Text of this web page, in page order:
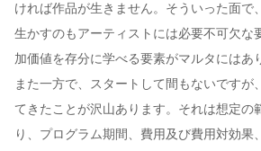
ければ作品が生きません。そういった面で
生かすのもアーティストには必要不可欠な
加価値を存分に学べる要素がマルタにはあ
また一方で、スタートして間もないですが
てきたことが沢山あります。それは想定の
り、プログラム期間、費用及び費用対効果